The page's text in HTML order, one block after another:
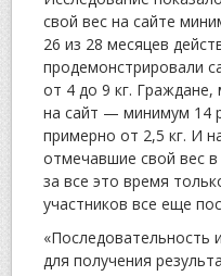
свой вес на сайте
26 из 28 месяцев
продемонстрировали
от 4 до 9 кг.
на сайт — минимум 14
примерно от 2,5 кг. И
отмечавшие свой вес
за все это время
участников все еще
«Последовательность
для получения